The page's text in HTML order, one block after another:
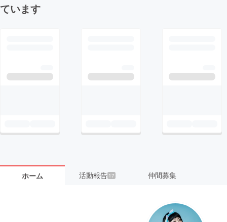
ています
ホーム 活動報告 17 仲間募集